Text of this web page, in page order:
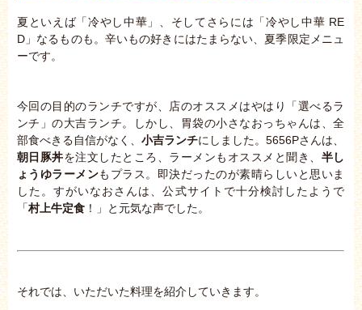
夏といえば「冷やし中華」、そしてさらには「冷やし中華 RE
D」なるものも。辛いもの好きにはたまらない、夏季限定メニュ
ーです。
今回の目的のランチですが、店のオススメはやはり「選べるラ
ンチ」の大吉ランチ。しかし、胃袋の小さなおっちゃんは、全
部食べきる自信がなく、 小吉ランチにしました。5656Pさんは、
朝日豚丼を注文したところ、ラーメンもオススメと聞き、 半し
ょうゆラーメンもプラス。即決だったのが素晴らしいと思いま
した。すがいなおさんは、公式サイトで十分検討したようで
「村上牛定食 ！」と元気な声でした。
それでは、いただいた料理を紹介していきます。